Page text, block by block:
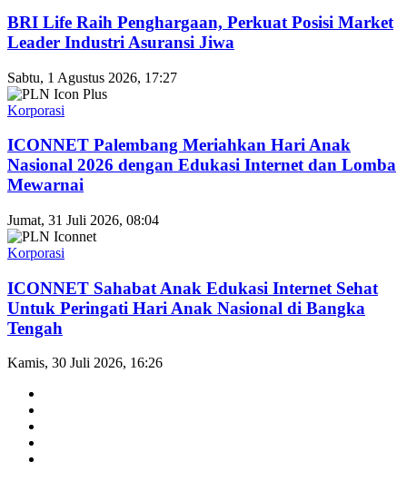
BRI Life Raih Penghargaan, Perkuat Posisi Market
Leader Industri Asuransi Jiwa
Sabtu, 1 Agustus 2026, 17:27
Korporasi
ICONNET Palembang Meriahkan Hari Anak
Nasional 2026 dengan Edukasi Internet dan Lomba
Mewarnai
Jumat, 31 Juli 2026, 08:04
Korporasi
ICONNET Sahabat Anak Edukasi Internet Sehat
Untuk Peringati Hari Anak Nasional di Bangka
Tengah
Kamis, 30 Juli 2026, 16:26